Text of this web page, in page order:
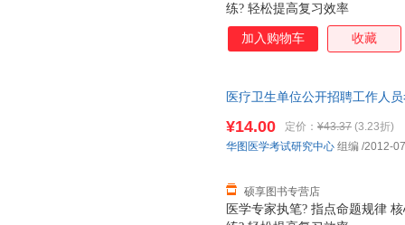
练? 轻松提高复习效率
加入购物车 收藏
医疗卫生单位公开招聘工作人
流便捷，下单秒杀，欢迎选购！
医学专家执笔? 指点命题规律
¥14.00 定价： ¥43.37 (3.23折)
硕享图书专营店
华图医学考试研究中心 组编 /2012-